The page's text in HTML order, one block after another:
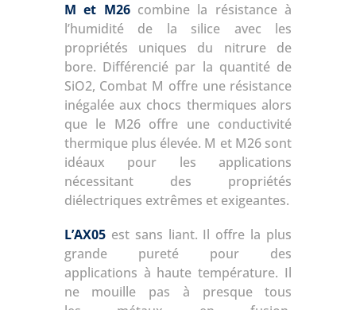
M et M26combine la résistance à
l’humidité de la silice avec les
propriétés uniques du nitrure de
bore. Différencié par la quantité de
SiO2, Combat M offre une résistance
inégalée aux chocs thermiques alors
que le M26 offre une conductivité
thermique plus élevée. M et M26 sont
idéaux pour les applications
nécessitant des propriétés
diélectriques extrêmes et exigeantes.
L’AX05est sans liant. Il offre la plus
grande pureté pour des
applications à haute température. Il
ne mouille pas à presque tous